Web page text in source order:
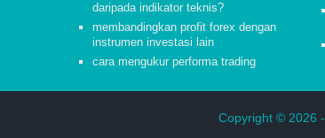
daripada indikator teknis?
membandingkan profit forex dengan
instrumen investasi lain
cara mengukur performa trading
Copyright © 2026 -